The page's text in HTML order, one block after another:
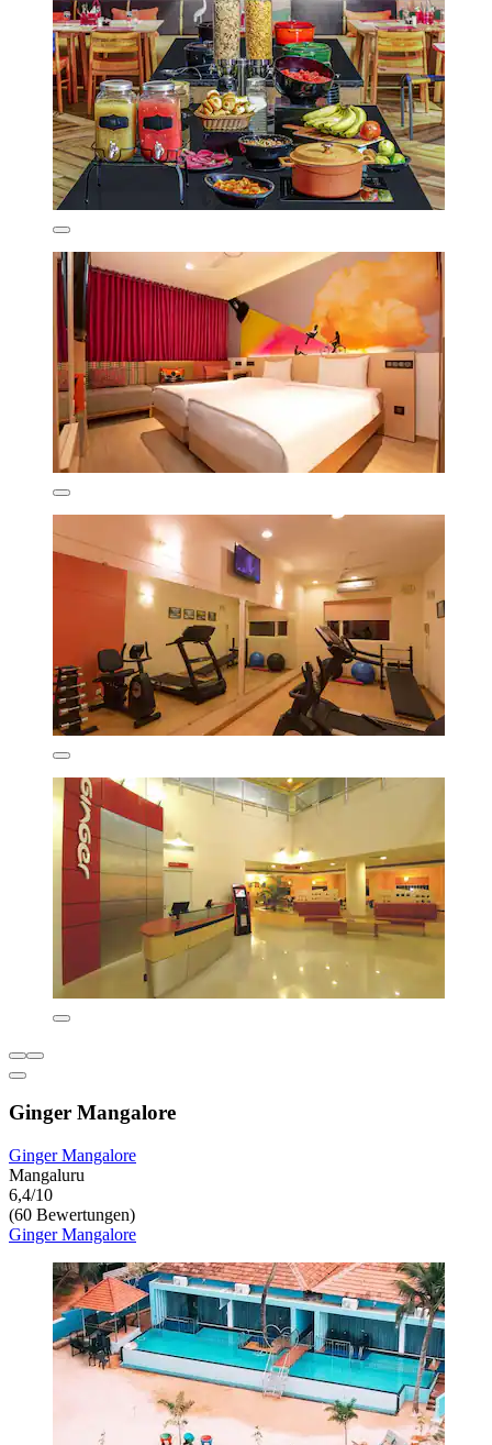
Ginger Mangalore
Ginger Mangalore
Mangaluru
6,4/10
(60 Bewertungen)
Ginger Mangalore